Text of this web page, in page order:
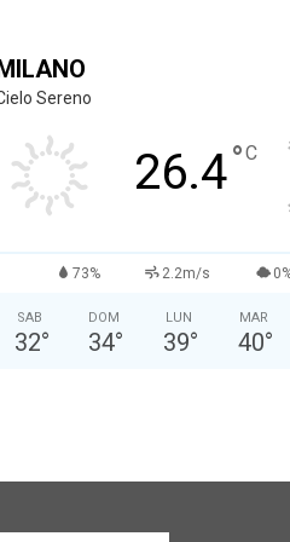
Sereno
26.4°C
73% 2.2m/s
SAB
32°
DOM
34°
LUN
39°
MAR
40°